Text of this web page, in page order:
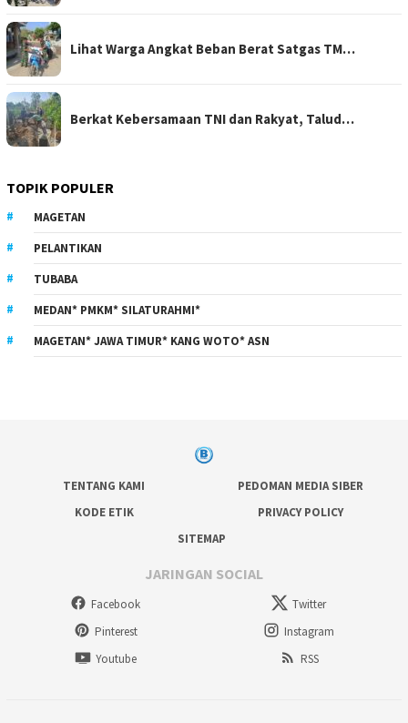
Lihat Warga Angkat Beban Berat Satgas TM…
Berkat Kebersamaan TNI dan Rakyat, Talud…
TOPIK POPULER
MAGETAN
PELANTIKAN
TUBABA
MEDAN* PMKM* SILATURAHMI*
MAGETAN* JAWA TIMUR* KANG WOTO* ASN
TENTANG KAMI
PEDOMAN MEDIA SIBER
KODE ETIK
PRIVACY POLICY
SITEMAP
JARINGAN SOCIAL
Facebook
Twitter
Pinterest
Instagram
Youtube
RSS